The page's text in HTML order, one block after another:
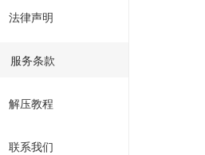
法律声明
服务条款
解压教程
联系我们